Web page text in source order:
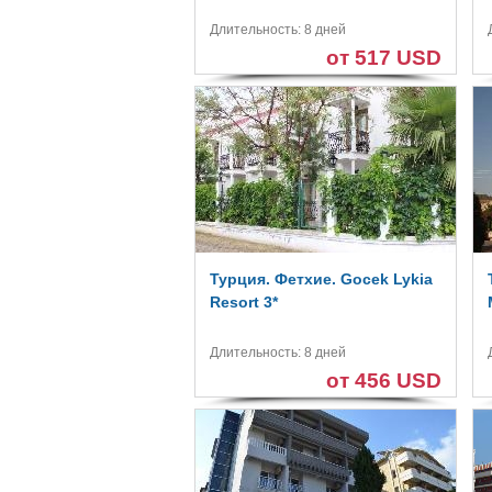
Длительность: 8 дней
от 517 USD
Турция. Фетхие. Gocek Lykia
Resort 3*
Длительность: 8 дней
от 456 USD